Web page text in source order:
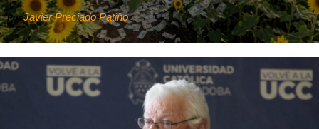
PorJavier Preciado Patiño